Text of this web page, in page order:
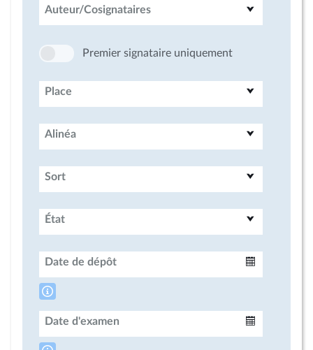
Auteur/Cosignataires
Premier signataire uniquement
Place
Alinéa
Sort
État
Date de dépôt
Date d'examen